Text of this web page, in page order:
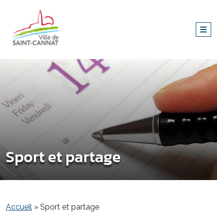
Sport et partage
Accueil » Sport et partage